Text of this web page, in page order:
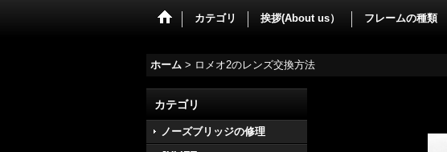
カテゴリ 挨拶(About us） フレームの種類
ホーム > ロメオ2のレンズ交換方法
カテゴリ
ノーズブリッジの修理